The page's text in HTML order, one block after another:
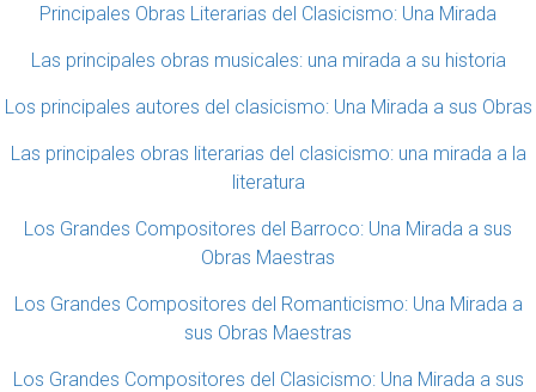
Principales Obras Literarias del Clasicismo: Una Mirada
Las principales obras musicales: una mirada a su historia
Los principales autores del clasicismo: Una Mirada a sus Obras
Las principales obras literarias del clasicismo: una mirada a la
literatura
Los Grandes Compositores del Barroco: Una Mirada a sus
Obras Maestras
Los Grandes Compositores del Romanticismo: Una Mirada a
sus Obras Maestras
Los Grandes Compositores del Clasicismo: Una Mirada a sus